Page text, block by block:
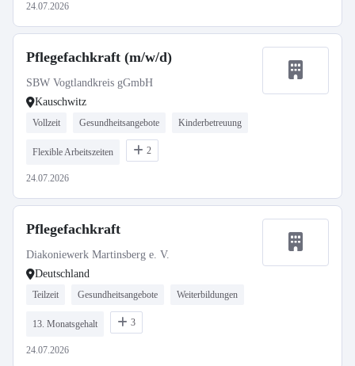
24.07.2026
Pflegefachkraft (m/w/d)
SBW Vogtlandkreis gGmbH
Kauschwitz
Vollzeit Gesundheitsangebote Kinderbetreuung
Flexible Arbeitszeiten 2
24.07.2026
Pflegefachkraft
Diakoniewerk Martinsberg e. V.
Deutschland
Teilzeit Gesundheitsangebote Weiterbildungen
13. Monatsgehalt 3
24.07.2026